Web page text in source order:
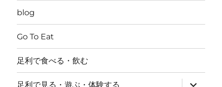
blog
Go To Eat
足利で食べる・飲む
足利で見る・遊ぶ・体験する